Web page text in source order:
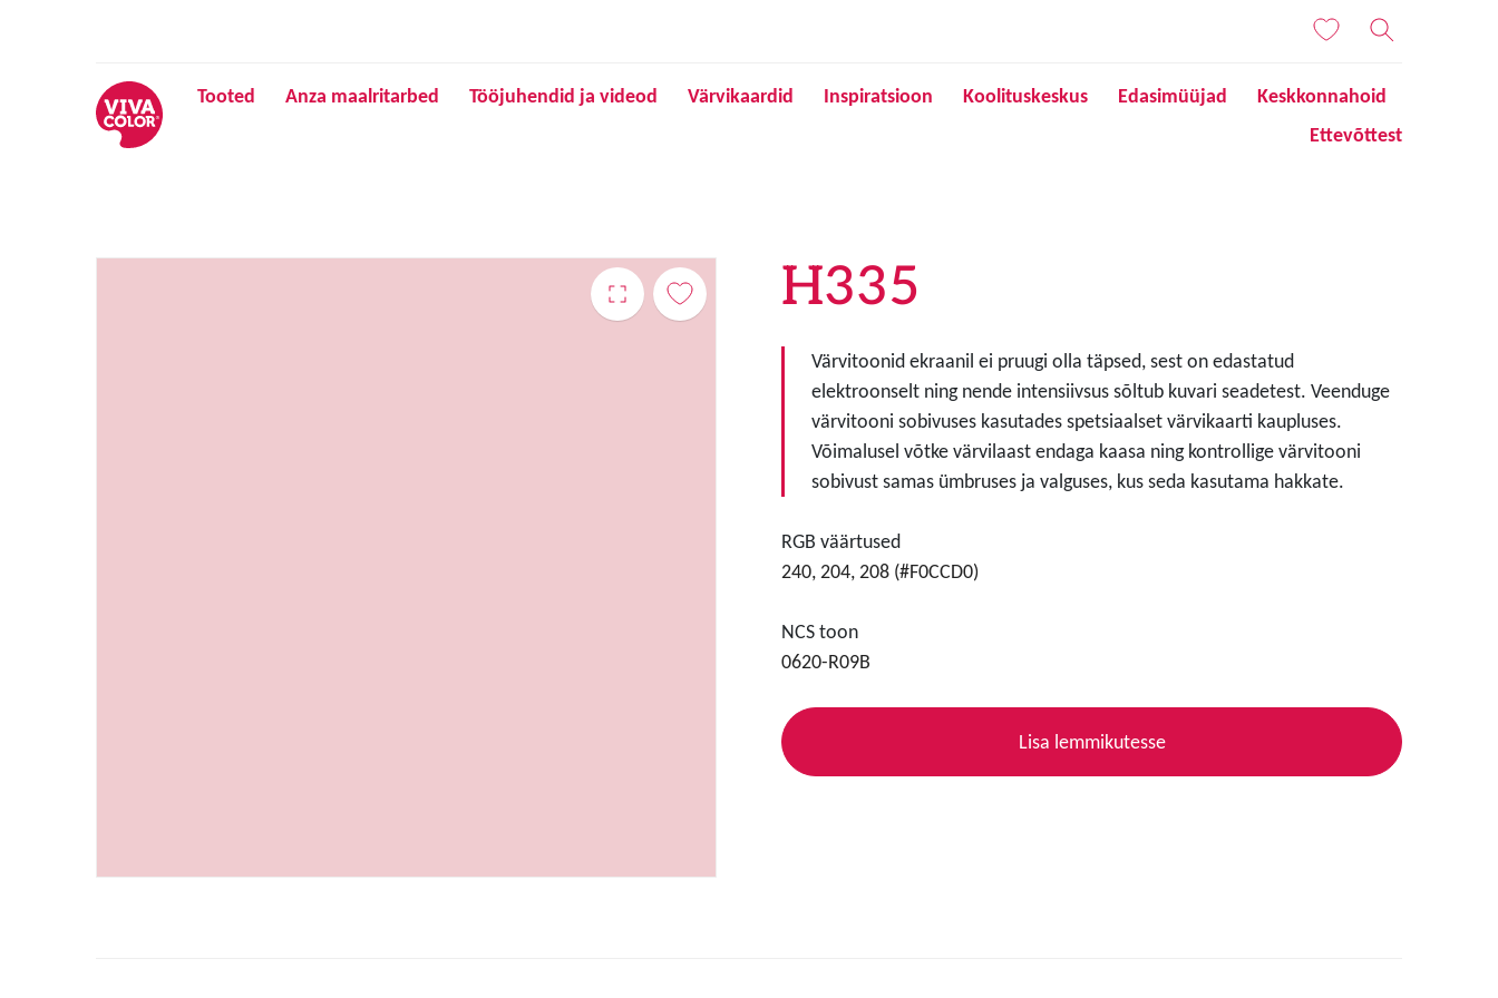
Tooted Anza maalritarbed Tööjuhendid ja videod Värvikaardid Inspiratsioon Koolituskeskus Edasimüüjad
Keskkonnahoid
Ettevõttest
H335
Värvitoonid ekraanil ei pruugi olla täpsed, sest on edastatud
elektroonselt ning nende intensiivsus sõltub kuvari seadetest. Veenduge
värvitooni sobivuses kasutades spetsiaalset värvikaarti kaupluses.
Võimalusel võtke värvilaast endaga kaasa ning kontrollige värvitooni
sobivust samas ümbruses ja valguses, kus seda kasutama hakkate.
RGB väärtused
240, 204, 208 (#F0CCD0)
NCS toon
0620-R09B
Lisa lemmikutesse